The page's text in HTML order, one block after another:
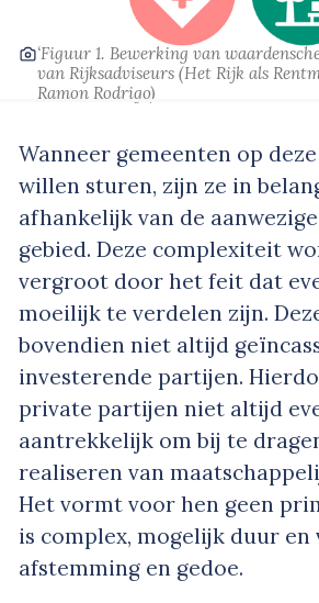
‘Figuur 1. Bewerking van
van Rijksadviseurs (Het Rijk als
Ramon Rodrigo)
Wanneer gemeenten op
willen sturen, zijn ze in
afhankelijk van de
gebied. Deze complexiteit
vergroot door het feit dat
moeilijk te verdelen zijn.
bovendien niet altijd
investerende partijen.
private partijen niet altijd
aantrekkelijk om bij te
realiseren van
Het vormt voor hen geen
is complex, mogelijk duur en
afstemming en gedoe.